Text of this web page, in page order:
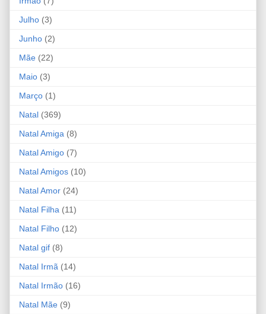
Julho (3)
Junho (2)
Mãe (22)
Maio (3)
Março (1)
Natal (369)
Natal Amiga (8)
Natal Amigo (7)
Natal Amigos (10)
Natal Amor (24)
Natal Filha (11)
Natal Filho (12)
Natal gif (8)
Natal Irmã (14)
Natal Irmão (16)
Natal Mãe (9)